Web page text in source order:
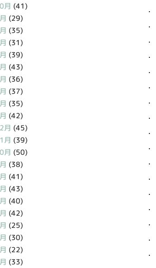
月 (41)
(29)
(35)
(31)
(39)
(43)
(36)
(37)
(35)
(42)
月 (45)
月 (39)
月 (50)
(38)
(41)
(43)
(40)
(42)
(25)
(30)
(22)
(33)